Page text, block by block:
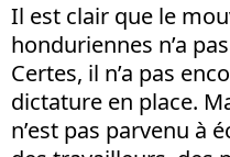
Il est clair que le
honduriennes n’a
Certes, il n’a pas
dictature en place.
n’est pas parvenu à